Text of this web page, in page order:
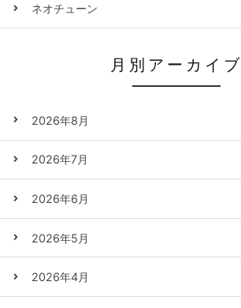
ネオチューン
月別アーカイブ
2026年8月
2026年7月
2026年6月
2026年5月
2026年4月